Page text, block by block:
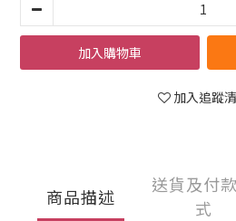
加入購物車
加入追蹤
商品描述
送貨及付
式